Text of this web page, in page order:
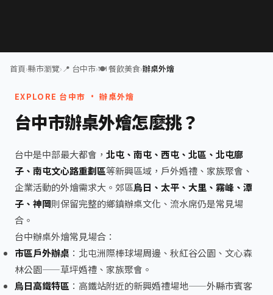
首頁›縣市瀏覽›📍 台中市›🍽️ 餐飲美食›辦桌外燴
EXPLORE 台中市 · 辦桌外燴
台中市辦桌外燴怎麼挑？
台中是中部最大都會， 北屯、南屯、西屯、北區、北屯廍
子、南屯文心路重劃區等新興區域，戶外婚禮、家族聚會、
企業活動的外燴需求大。郊區烏日、太平、大里、霧峰、潭
子、神岡則保留完整的鄉鎮辦桌文化、流水席仍是常見場
合。
台中辦桌外燴常見場合：
市區戶外辦桌 ：北屯洲際棒球場周邊、秋紅谷公園、文心森
林公園——草坪婚禮、家族聚會。
烏日高鐵特區 ：高鐵站附近的新興婚禮場地——外縣市賓客